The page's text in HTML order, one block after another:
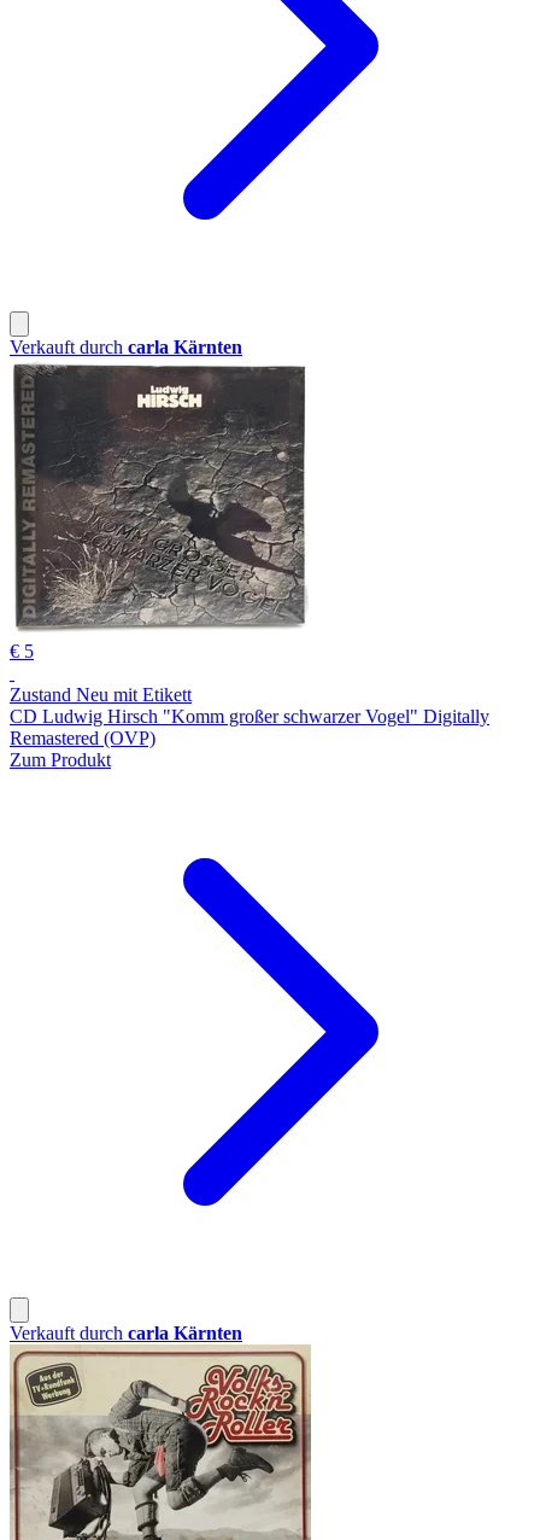
Verkauft durch carla Kärnten
€ 5
Zustand Neu mit Etikett
CD Ludwig Hirsch "Komm großer schwarzer Vogel" Digitally
Remastered (OVP)
Zum Produkt
Verkauft durch carla Kärnten